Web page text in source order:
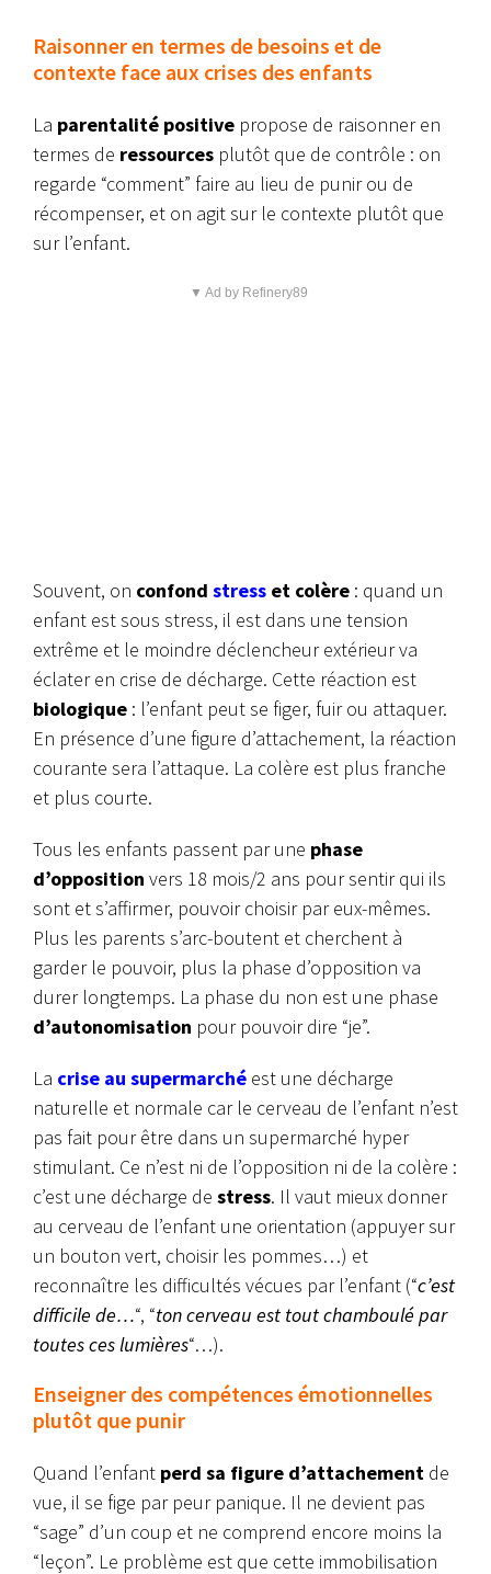
Raisonner en termes de besoins et de
contexte face aux crises des enfants
La parentalité positive propose de raisonner en
termes de ressources plutôt que de contrôle : on
regarde “comment” faire au lieu de punir ou de
récompenser, et on agit sur le contexte plutôt que
sur l’enfant.
▼ Ad by Refinery89
Souvent, on confond stress et colère : quand un
enfant est sous stress, il est dans une tension
extrême et le moindre déclencheur extérieur va
éclater en crise de décharge. Cette réaction est
biologique : l’enfant peut se figer, fuir ou attaquer.
En présence d’une figure d’attachement, la réaction
courante sera l’attaque. La colère est plus franche
et plus courte.
Tous les enfants passent par une phase
d’opposition vers 18 mois/2 ans pour sentir qui ils
sont et s’affirmer, pouvoir choisir par eux-mêmes.
Plus les parents s’arc-boutent et cherchent à
garder le pouvoir, plus la phase d’opposition va
durer longtemps. La phase du non est une phase
d’autonomisation pour pouvoir dire “je”.
La crise au supermarché est une décharge
naturelle et normale car le cerveau de l’enfant n’est
pas fait pour être dans un supermarché hyper
stimulant. Ce n’est ni de l’opposition ni de la colère :
c’est une décharge de stress. Il vaut mieux donner
au cerveau de l’enfant une orientation (appuyer sur
un bouton vert, choisir les pommes…) et
reconnaître les difficultés vécues par l’enfant (“c’est
difficile de…“, “ton cerveau est tout chamboulé par
toutes ces lumières“…).
Enseigner des compétences émotionnelles
plutôt que punir
Quand l’enfant perd sa figure d’attachement de
vue, il se fige par peur panique. Il ne devient pas
“sage” d’un coup et ne comprend encore moins la
“leçon”. Le problème est que cette immobilisation